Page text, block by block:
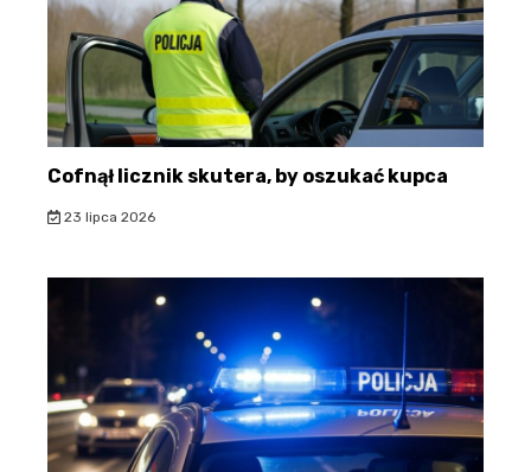
Cofnął licznik skutera, by oszukać kupca
23 lipca 2026